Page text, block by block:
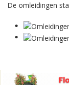
De omleidingen